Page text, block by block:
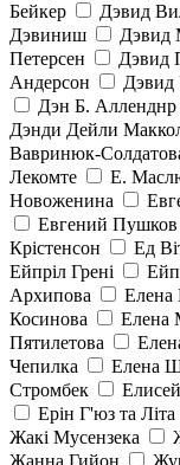
Бейкер
Дэвид
Дэвиниш
Дэвид
Петерсен
Дэвид
Андерсон
Дэвид
Дэн Б. Алленднр
Дэнди Дейли
Вавринюк-
Лекомте
Е.
Новоженина
Евгений Пушков
Крістенсон
Ед
Ейпріл Грені
Архипова
Елена
Косинова
Елена
Пятилетова
Чепилка
Елена
Стромбек
Ерін Г'юз та
Жакі Мусензека